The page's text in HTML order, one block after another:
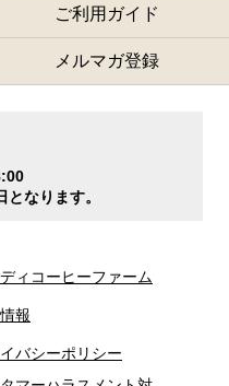
ご利用ガイド
メルマガ登録
なります。
ィコーヒーファーム
報
バシーポリシー